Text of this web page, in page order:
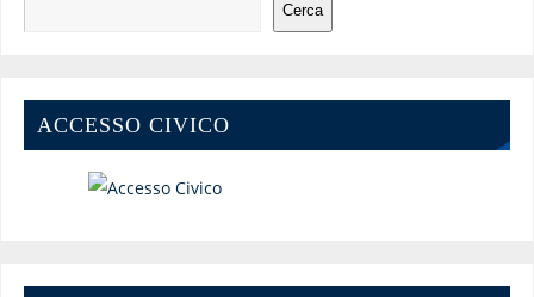
Cerca
ACCESSO CIVICO